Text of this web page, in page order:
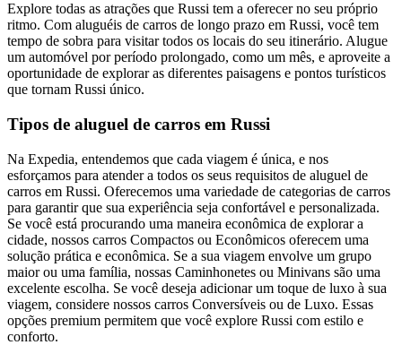
Explore todas as atrações que Russi tem a oferecer no seu próprio
ritmo. Com aluguéis de carros de longo prazo em Russi, você tem
tempo de sobra para visitar todos os locais do seu itinerário. Alugue
um automóvel por período prolongado, como um mês, e aproveite a
oportunidade de explorar as diferentes paisagens e pontos turísticos
que tornam Russi único.
Tipos de aluguel de carros em Russi
Na Expedia, entendemos que cada viagem é única, e nos
esforçamos para atender a todos os seus requisitos de aluguel de
carros em Russi. Oferecemos uma variedade de categorias de carros
para garantir que sua experiência seja confortável e personalizada.
Se você está procurando uma maneira econômica de explorar a
cidade, nossos carros Compactos ou Econômicos oferecem uma
solução prática e econômica. Se a sua viagem envolve um grupo
maior ou uma família, nossas Caminhonetes ou Minivans são uma
excelente escolha. Se você deseja adicionar um toque de luxo à sua
viagem, considere nossos carros Conversíveis ou de Luxo. Essas
opções premium permitem que você explore Russi com estilo e
conforto.